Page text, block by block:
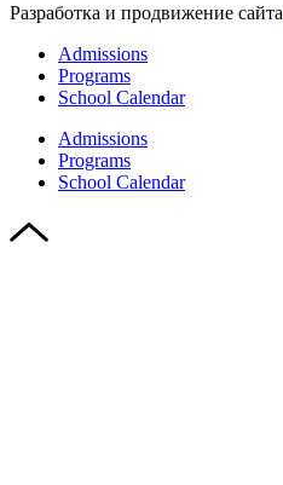
Разработка и продвижение сайта
Admissions
Programs
School Calendar
Admissions
Programs
School Calendar